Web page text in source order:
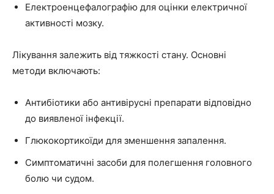
Електроенцефалографію для оцінки електричної
активності мозку.
Лікування залежить від тяжкості стану. Основні
методи включають:
Антибіотики або антивірусні препарати відповідно
до виявленої інфекції.
Глюкокортикоїди для зменшення запалення.
Симптоматичні засоби для полегшення головного
болю чи судом.